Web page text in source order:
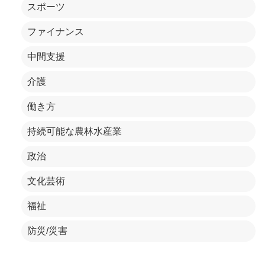
スポーツ
ファイナンス
中間支援
介護
働き方
持続可能な農林水産業
政治
文化芸術
福祉
防災/災害